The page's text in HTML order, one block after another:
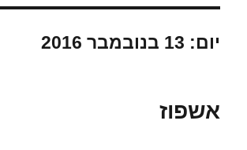
יום: 13 בנובמבר 2016
אשפוז